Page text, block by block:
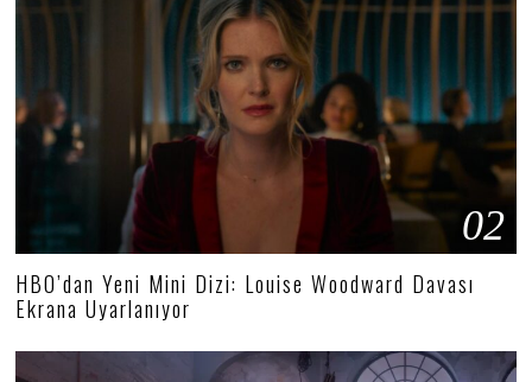
02
HBO’dan Yeni Mini Dizi: Louise Woodward Davası
Ekrana Uyarlanıyor